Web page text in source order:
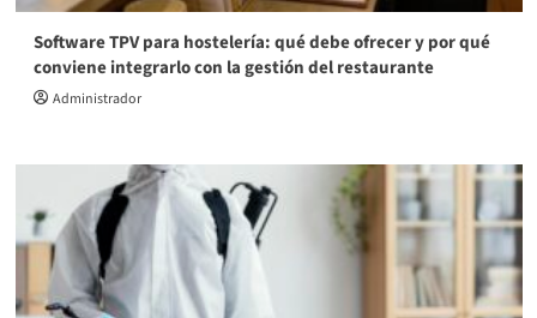
Software TPV para hostelería: qué debe ofrecer y por qué
conviene integrarlo con la gestión del restaurante
Administrador